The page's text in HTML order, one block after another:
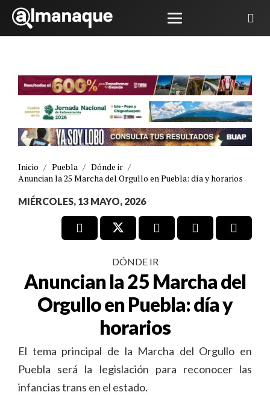
Inicio / Puebla / Dónde ir /
Anuncian la 25 Marcha del Orgullo en Puebla: día y horarios
MIÉRCOLES, 13 MAYO, 2026
DÓNDE IR
Anuncian la 25 Marcha del
Orgullo en Puebla: día y
horarios
El tema principal de la Marcha del Orgullo en
Puebla será la legislación para reconocer las
infancias trans en el estado.